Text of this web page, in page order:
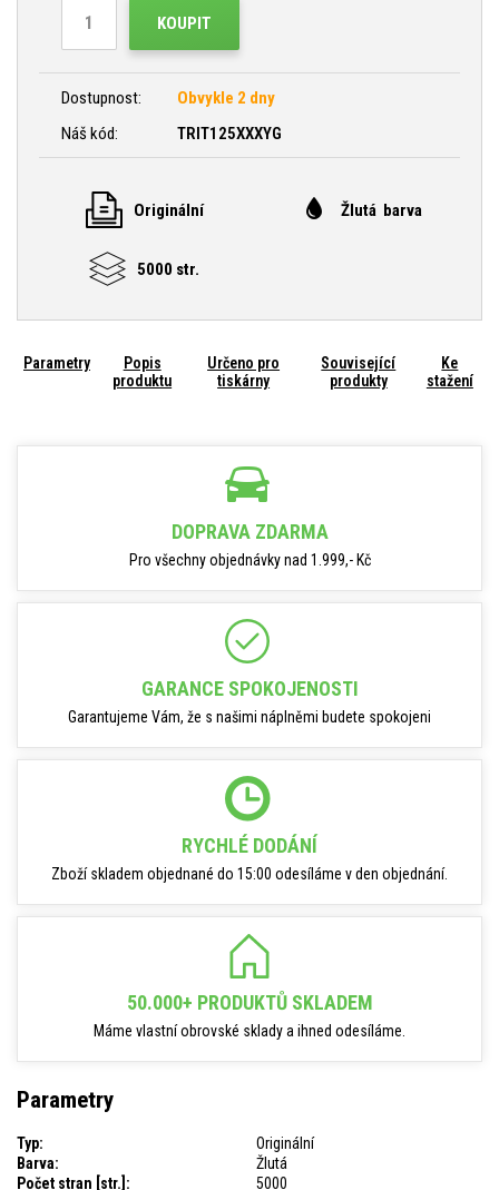
KOUPIT
Dostupnost:
Obvykle 2 dny
Náš kód:
TRIT125XXXYG
Originální Žlutá barva
5000 str.
Parametry
Popis
produktu
Určeno pro
tiskárny
Související
produkty
Ke
stažení
DOPRAVA ZDARMA
Pro všechny objednávky nad 1.999,- Kč
GARANCE SPOKOJENOSTI
Garantujeme Vám, že s našimi náplněmi budete spokojeni
RYCHLÉ DODÁNÍ
Zboží skladem objednané do 15:00 odesíláme v den objednání.
50.000+ PRODUKTŮ SKLADEM
Máme vlastní obrovské sklady a ihned odesíláme.
Parametry
Typ:
Originální
Barva:
Žlutá
Počet stran [str.]:
5000